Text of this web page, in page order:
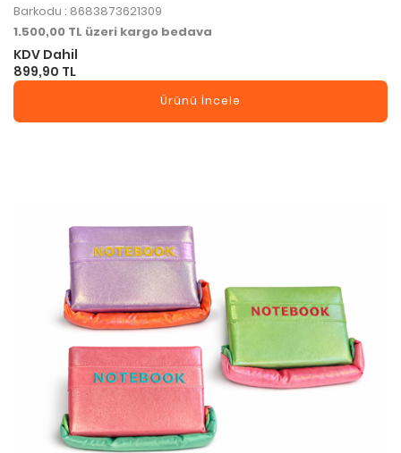
Barkodu : 8683873621309
1.500,00 TL üzeri kargo bedava
KDV Dahil
899,90 TL
Ürünü İncele